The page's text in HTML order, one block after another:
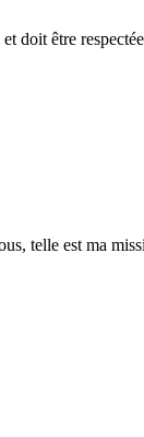
doit être
telle est ma